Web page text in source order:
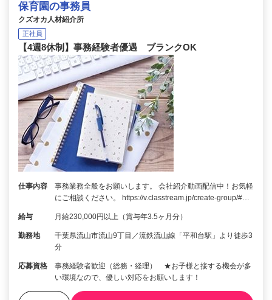
保育園の事務員
クズオカ人材紹介所
正社員
【4週8休制】事務経験者優遇 ブランクOK
仕事内容
事務業務全般をお願いします。 会社紹介動画配信中！お気軽
にご相談ください。 https://v.classtream.jp/create-group/#…
給与 月給230,000円以上（賞与年3.5ヶ月分）
勤務地
千葉県流山市流山9丁目／流鉄流山線「平和台駅」より徒歩3
分
応募資格
事務経験者歓迎（総務・経理） ★お子様と接する機会が多
い環境なので、優しい対応をお願いします！